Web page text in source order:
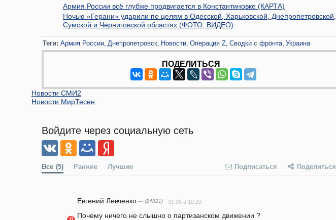
Армия России всё глубже продвигается в Константиновке (КАРТА)
Ночью «Герани» ударили по целям в Одесской, Харьковской, Днепропетровской,
Сумской и Черниговской областях (ФОТО, ВИДЕО)
Теги: Армия России Днепропетровск Новости Операция Z Сводки с фронта Украина
ПОДЕЛИТЬСЯ
Новости СМИ2
Новости МирТесен
Войдите через социальную сеть
Все (5) Ранние Лучшие Подписаться Поделиться
Евгений Левченко — (24821) 31.05 в 10:29
Почему ничего не слышно о партизанском движении ?